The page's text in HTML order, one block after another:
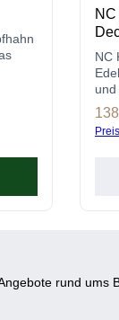
NC
und
rund ums